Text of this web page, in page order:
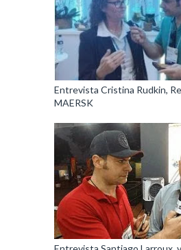
Entrevista Cristina Rudkin,
MAERSK